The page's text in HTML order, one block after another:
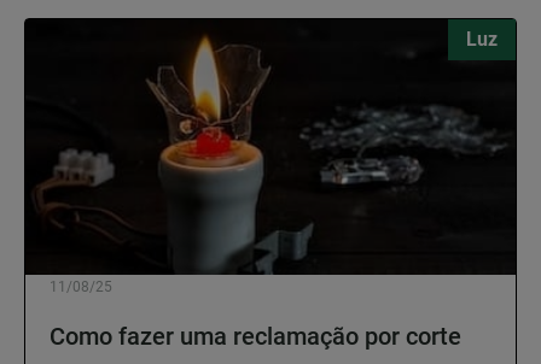
Luz
11/08/25
Como fazer uma reclamação por corte